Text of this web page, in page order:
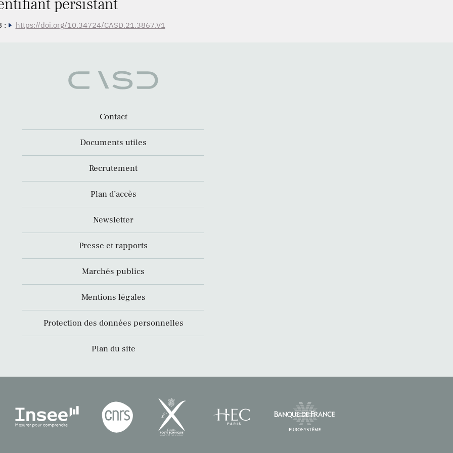
persistant
: https://doi.org/10.34724/CASD.21.3867.V1
Contact
Documents utiles
Recrutement
Plan d’accès
Newsletter
Presse et rapports
Marchés publics
Mentions légales
Protection des données personnelles
Plan du site